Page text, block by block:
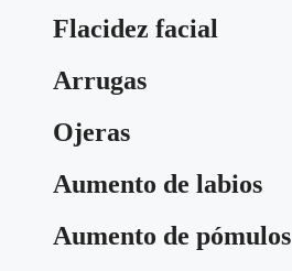
Flacidez facial
Arrugas
Ojeras
Aumento de labios
Aumento de pómulos